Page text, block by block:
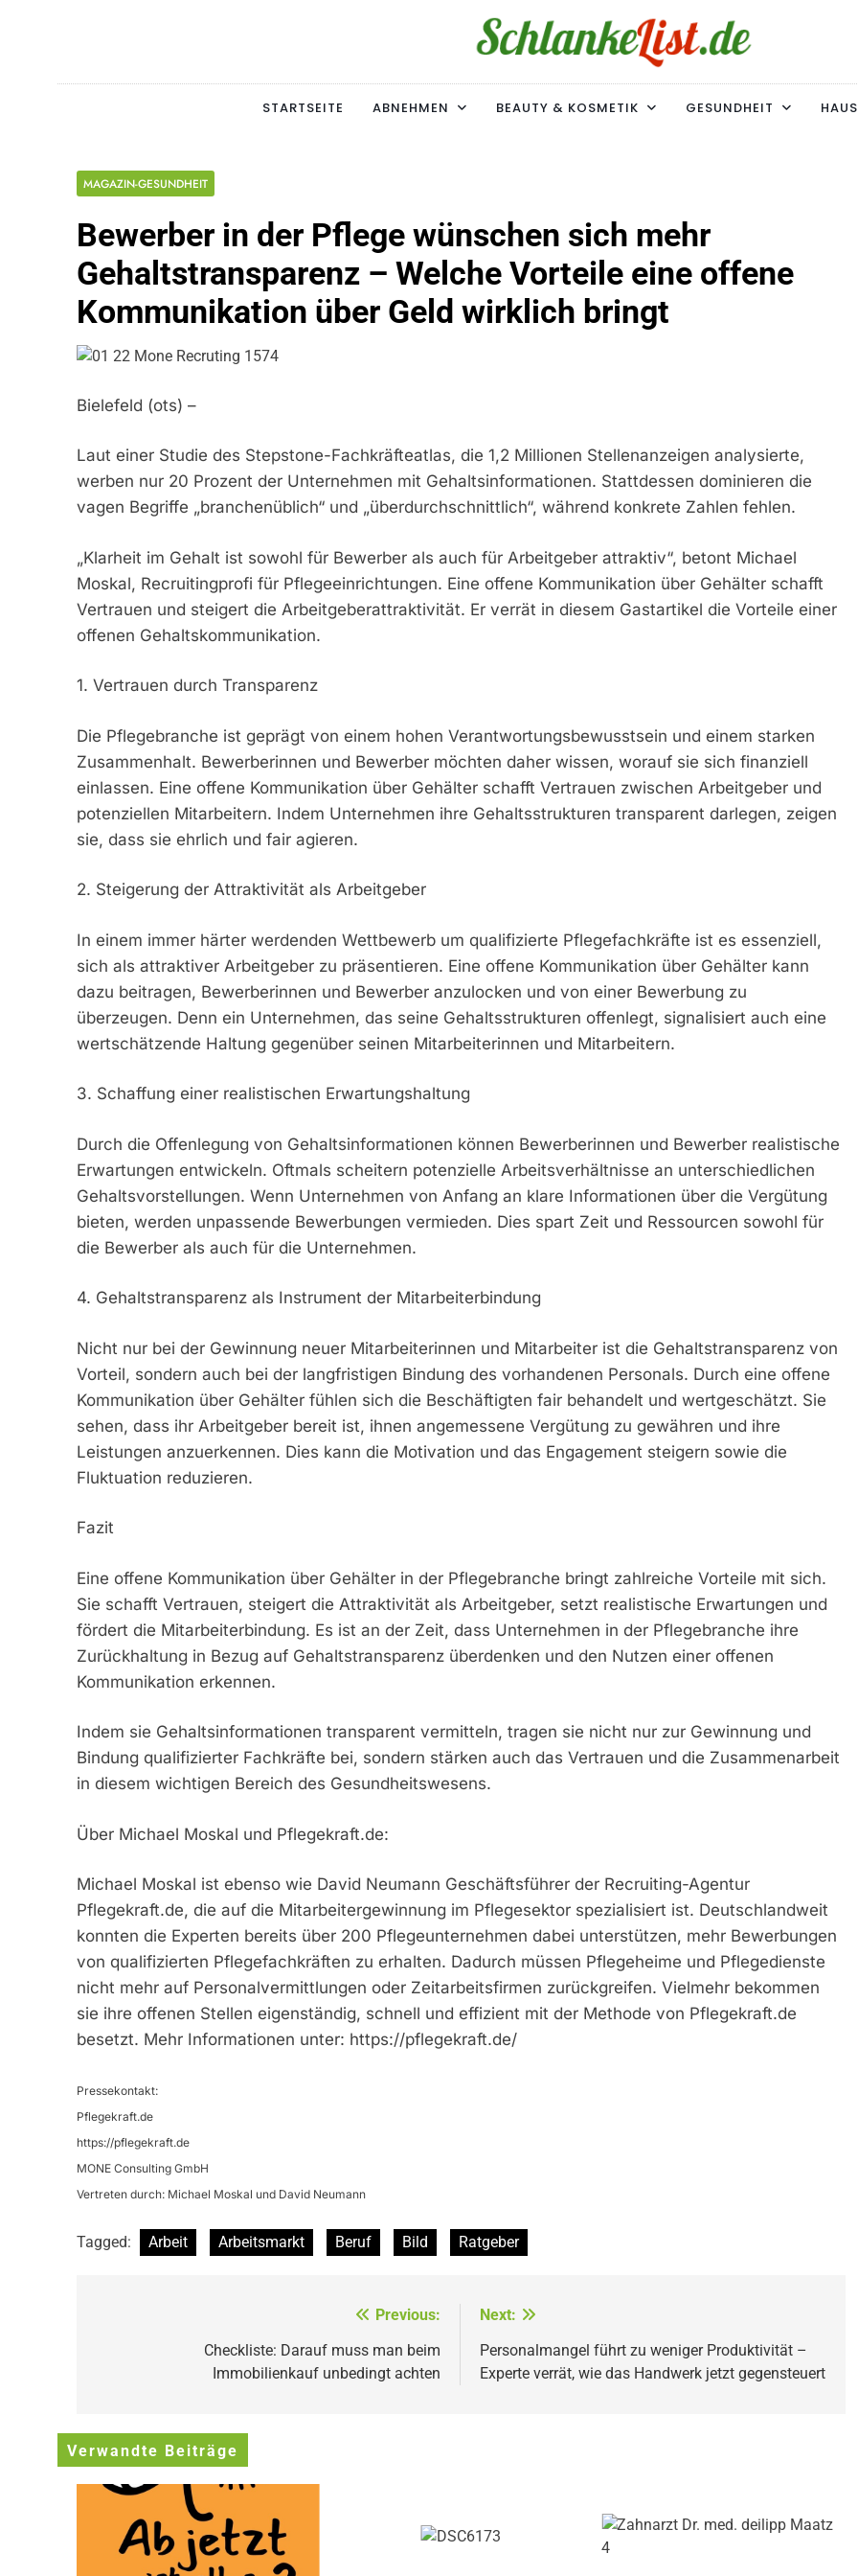
Schlanke-List.de
MAGERSUCHT. BULIMIE. ADIPOSITAS? SIE SIND NICHT ALLEIN!
STARTSEITE
ABNEHMEN BEAUTY & KOSMETIK GESUNDHEIT
MAGAZIN-GESUNDHEIT
Bewerber in der Pflege wünschen sich mehr
Gehaltstransparenz – Welche Vorteile eine offene
Kommunikation über Geld wirklich bringt
Bielefeld (ots) –
Laut einer Studie des Stepstone-Fachkräfteatlas, die 1,2 Millionen Stellenanzeigen analysierte,
werben nur 20 Prozent der Unternehmen mit Gehaltsinformationen. Stattdessen dominieren die
vagen Begriffe „branchenüblich“ und „überdurchschnittlich“, während konkrete Zahlen fehlen.
„Klarheit im Gehalt ist sowohl für Bewerber als auch für Arbeitgeber attraktiv“, betont Michael
Moskal, Recruitingprofi für Pflegeeinrichtungen. Eine offene Kommunikation über Gehälter schafft
Vertrauen und steigert die Arbeitgeberattraktivität. Er verrät in diesem Gastartikel die Vorteile einer
offenen Gehaltskommunikation.
1. Vertrauen durch Transparenz
Die Pflegebranche ist geprägt von einem hohen Verantwortungsbewusstsein und einem starken
Zusammenhalt. Bewerberinnen und Bewerber möchten daher wissen, worauf sie sich finanziell
einlassen. Eine offene Kommunikation über Gehälter schafft Vertrauen zwischen Arbeitgeber und
potenziellen Mitarbeitern. Indem Unternehmen ihre Gehaltsstrukturen transparent darlegen, zeigen
sie, dass sie ehrlich und fair agieren.
2. Steigerung der Attraktivität als Arbeitgeber
In einem immer härter werdenden Wettbewerb um qualifizierte Pflegefachkräfte ist es essenziell,
sich als attraktiver Arbeitgeber zu präsentieren. Eine offene Kommunikation über Gehälter kann
dazu beitragen, Bewerberinnen und Bewerber anzulocken und von einer Bewerbung zu
überzeugen. Denn ein Unternehmen, das seine Gehaltsstrukturen offenlegt, signalisiert auch eine
wertschätzende Haltung gegenüber seinen Mitarbeiterinnen und Mitarbeitern.
3. Schaffung einer realistischen Erwartungshaltung
Durch die Offenlegung von Gehaltsinformationen können Bewerberinnen und Bewerber realistische
Erwartungen entwickeln. Oftmals scheitern potenzielle Arbeitsverhältnisse an unterschiedlichen
Gehaltsvorstellungen. Wenn Unternehmen von Anfang an klare Informationen über die Vergütung
bieten, werden unpassende Bewerbungen vermieden. Dies spart Zeit und Ressourcen sowohl für
die Bewerber als auch für die Unternehmen.
4. Gehaltstransparenz als Instrument der Mitarbeiterbindung
Nicht nur bei der Gewinnung neuer Mitarbeiterinnen und Mitarbeiter ist die Gehaltstransparenz von
Vorteil, sondern auch bei der langfristigen Bindung des vorhandenen Personals. Durch eine offene
Kommunikation über Gehälter fühlen sich die Beschäftigten fair behandelt und wertgeschätzt. Sie
sehen, dass ihr Arbeitgeber bereit ist, ihnen angemessene Vergütung zu gewähren und ihre
Leistungen anzuerkennen. Dies kann die Motivation und das Engagement steigern sowie die
Fluktuation reduzieren.
Fazit
Eine offene Kommunikation über Gehälter in der Pflegebranche bringt zahlreiche Vorteile mit sich.
Sie schafft Vertrauen, steigert die Attraktivität als Arbeitgeber, setzt realistische Erwartungen und
fördert die Mitarbeiterbindung. Es ist an der Zeit, dass Unternehmen in der Pflegebranche ihre
Zurückhaltung in Bezug auf Gehaltstransparenz überdenken und den Nutzen einer offenen
Kommunikation erkennen.
Indem sie Gehaltsinformationen transparent vermitteln, tragen sie nicht nur zur Gewinnung und
Bindung qualifizierter Fachkräfte bei, sondern stärken auch das Vertrauen und die Zusammenarbeit
in diesem wichtigen Bereich des Gesundheitswesens.
Über Michael Moskal und Pflegekraft.de:
Michael Moskal ist ebenso wie David Neumann Geschäftsführer der Recruiting-Agentur
Pflegekraft.de, die auf die Mitarbeitergewinnung im Pflegesektor spezialisiert ist. Deutschlandweit
konnten die Experten bereits über 200 Pflegeunternehmen dabei unterstützen, mehr Bewerbungen
von qualifizierten Pflegefachkräften zu erhalten. Dadurch müssen Pflegeheime und Pflegedienste
nicht mehr auf Personalvermittlungen oder Zeitarbeitsfirmen zurückgreifen. Vielmehr bekommen
sie ihre offenen Stellen eigenständig, schnell und effizient mit der Methode von Pflegekraft.de
besetzt. Mehr Informationen unter: https://pflegekraft.de/
Pressekontakt:
Pflegekraft.de
https://pflegekraft.de
MONE Consulting GmbH
Vertreten durch: Michael Moskal und David Neumann
Tagged: Arbeit Arbeitsmarkt Beruf Bild Ratgeber
Previous:
Checkliste: Darauf muss man beim
Immobilienkauf unbedingt achten
Next:
Personalmangel führt zu weniger Produktivität –
Experte verrät, wie das Handwerk jetzt gegensteuert
Verwandte Beiträge